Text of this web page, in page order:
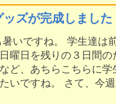
ズが完成しました
いですね。 学生達は
曜日を残りの３日間
ど、あちらこちらに
いですね。 さて、今